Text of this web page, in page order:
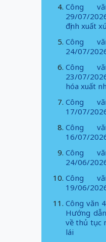
Công
29/07/
định xuất
Công
24/07/
Công
23/07/
hóa xuất
Công
17/07/
Công
16/07/
Công
24/06/
Công
19/06/
Công văn
Hướng
về thủ tục
lái